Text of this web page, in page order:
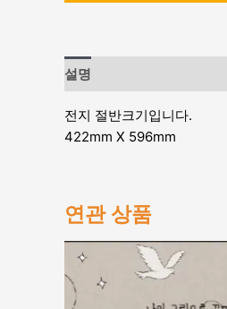
설명
전지 절반크기입니다.
422mm X 596mm
연관 상품